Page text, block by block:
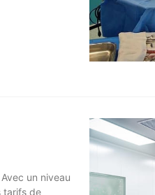
un niveau
tarifs de